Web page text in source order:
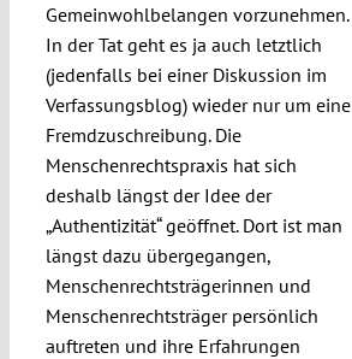
Gemeinwohlbelangen vorzunehmen.
In der Tat geht es ja auch letztlich
(jedenfalls bei einer Diskussion im
Verfassungsblog) wieder nur um eine
Fremdzuschreibung. Die
Menschenrechtspraxis hat sich
deshalb längst der Idee der
„Authentizität“ geöffnet. Dort ist man
längst dazu übergegangen,
Menschenrechtsträgerinnen und
Menschenrechtsträger persönlich
auftreten und ihre Erfahrungen